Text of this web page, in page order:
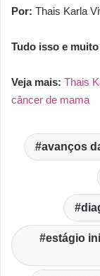
Por: Thais Karla
Tudo isso e
Veja mais: Thais
câncer de mama
avanços
estágio